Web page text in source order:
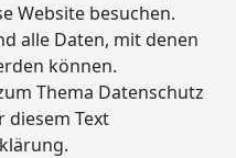
Website besuchen.
alle Daten, mit denen
können.
Thema Datenschutz
diesem Text